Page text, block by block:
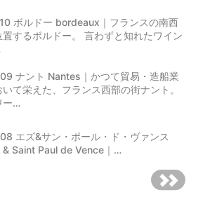
ボルドー bordeaux｜フランスの南西
置するボルドー。 言わずと知れたワイン
ナント Nantes｜かつて貿易・造船業
いて栄えた、フランス西部の街ナント。
ー…
エズ&サン・ポール・ド・ヴァンス
& Saint Paul de Vence｜…